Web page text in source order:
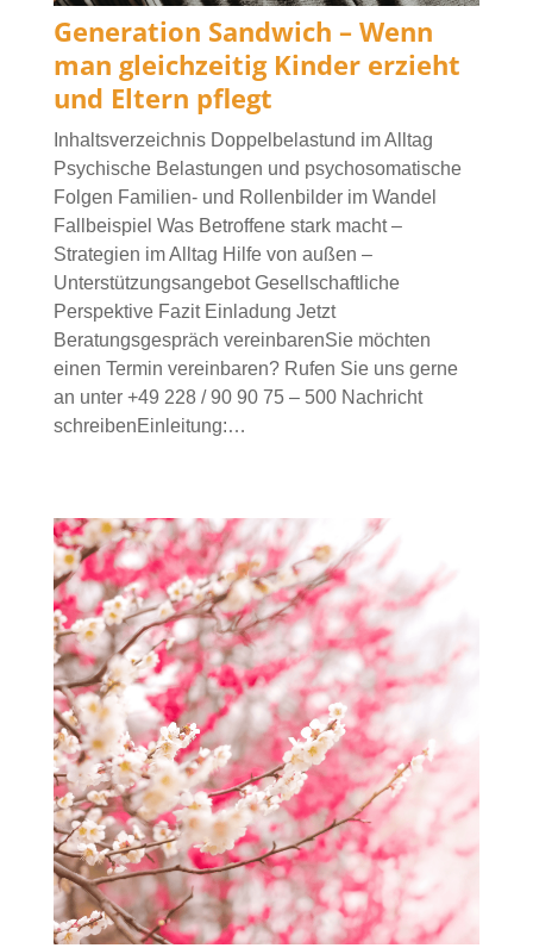
Generation Sandwich – Wenn
man gleichzeitig Kinder erzieht
und Eltern pflegt
Inhaltsverzeichnis Doppelbelastund im Alltag
Psychische Belastungen und psychosomatische
Folgen Familien- und Rollenbilder im Wandel
Fallbeispiel Was Betroffene stark macht –
Strategien im Alltag Hilfe von außen –
Unterstützungsangebot Gesellschaftliche
Perspektive Fazit Einladung Jetzt
Beratungsgespräch vereinbarenSie möchten
einen Termin vereinbaren? Rufen Sie uns gerne
an unter +49 228 / 90 90 75 – 500 Nachricht
schreibenEinleitung:…